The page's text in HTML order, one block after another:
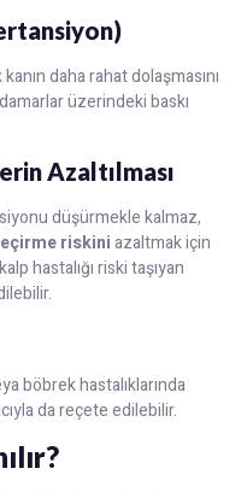
daha rahat dolaşmasını
üzerindeki baskı
Azaltılması
düşürmekle kalmaz,
riskiniazaltmak için
hastalığı riski taşıyan
böbrek hastalıklarında
da reçete edilebilir.